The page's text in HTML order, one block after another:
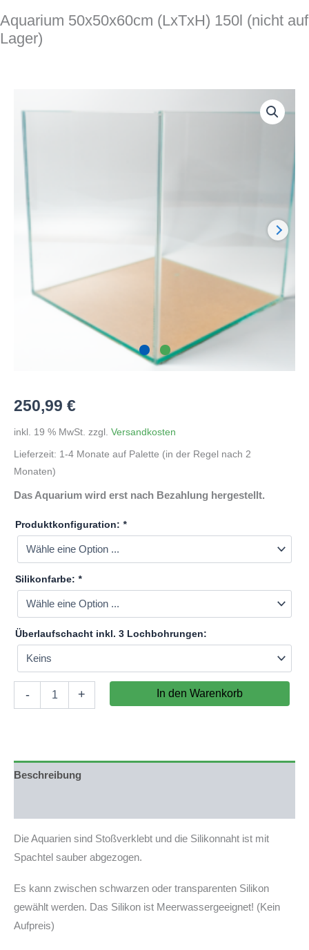
Aquarium 50x50x60cm (LxTxH) 150l (nicht auf
Lager)
250,99 €
inkl. 19 % MwSt. zzgl. Versandkosten
Lieferzeit: 1-4 Monate auf Palette (in der Regel nach 2
Monaten)
Das Aquarium wird erst nach Bezahlung hergestellt.
Produktkonfiguration: *
Silikonfarbe: *
Überlaufschacht inkl. 3 Lochbohrungen:
-
50x50x60cm
Lager)
+ In den Warenkorb
Beschreibung
Die Aquarien sind Stoßverklebt und die Silikonnaht ist mit
Spachtel sauber abgezogen.
Es kann zwischen schwarzen oder transparenten Silikon
gewählt werden. Das Silikon ist Meerwassergeeignet! (Kein
Aufpreis)